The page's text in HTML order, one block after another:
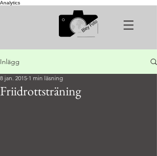
Analytics
Inlägg
Friidrottsträning
8 jan. 2015 1 min läsning